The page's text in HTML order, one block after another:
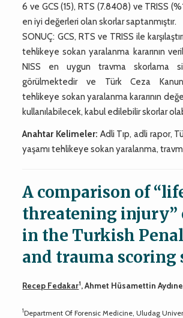
6 ve GCS (15), RTS (7.8408) ve TRISS
en iyi değerleri olan skorlar saptanmıştır.
SONUÇ: GCS, RTS ve TRISS ile
tehlikeye sokan yaralanma kararının
NISS en uygun travma skorlama
görülmektedir ve Türk Ceza
tehlikeye sokan yaralanma kararının
kullanılabilecek, kabul edilebilir skorlar
Anahtar Kelimeler: Adli Tıp, adli rapor,
yaşamı tehlikeye sokan yaralanma,
A comparison of
threatening injury”
in the Turkish
and trauma scoring
Recep Fedakar1, Ahmet Hüsamettin
1Department Of Forensic Medicine, Uludag